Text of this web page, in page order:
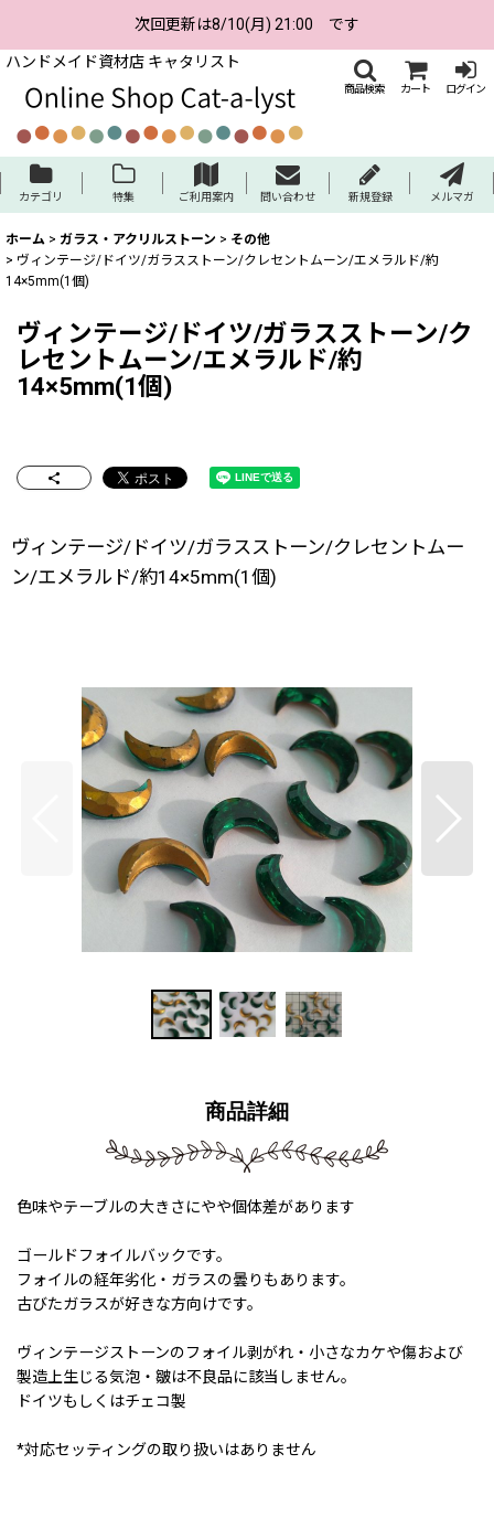
次回更新は8/10(月) 21:00 です
ハンドメイド資材店 キャタリスト
商品検索 カート ログイン
カテゴリ 特集 ご利用案内 問い合わせ 新規登録 メルマガ
ホーム > ガラス・アクリルストーン > その他
> ヴィンテージ/ドイツ/ガラスストーン/クレセントムーン/エメラルド/約
14×5mm(1個)
ヴィンテージ/ドイツ/ガラスストーン/ク
レセントムーン/エメラルド/約
14×5mm(1個)
ヴィンテージ/ドイツ/ガラスストーン/クレセントムー
ン/エメラルド/約14×5mm(1個)
商品詳細
色味やテーブルの大きさにやや個体差があります
ゴールドフォイルバックです。
フォイルの経年劣化・ガラスの曇りもあります。
古びたガラスが好きな方向けです。
ヴィンテージストーンのフォイル剥がれ・小さなカケや傷および
製造上生じる気泡・皺は不良品に該当しません。
ドイツもしくはチェコ製
*対応セッティングの取り扱いはありません